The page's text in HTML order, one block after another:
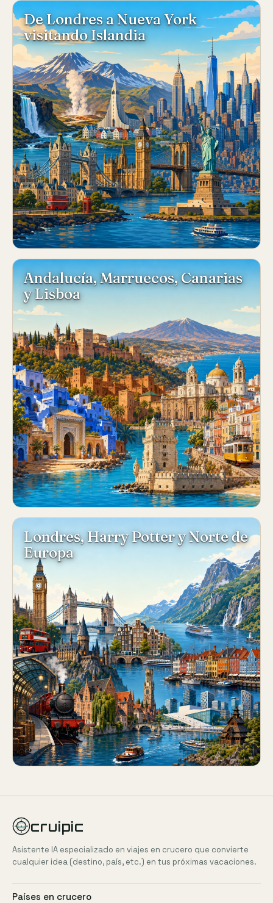
De Londres a Nueva York
visitando Islandia
Andalucía, Marruecos, Canarias
y Lisboa
Londres, Harry Potter y Norte de
Europa
cruipic
Asistente IA especializado en viajes en crucero que convierte
cualquier idea (destino, país, etc.) en tus próximas vacaciones.
Países en crucero